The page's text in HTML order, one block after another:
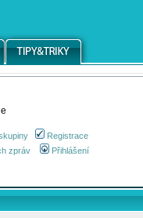
Registrace
zpráv Přihlášení